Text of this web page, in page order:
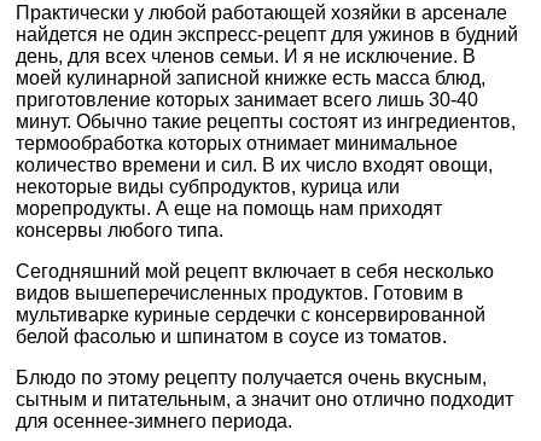
Практически у любой работающей хозяйки в арсенале
найдется не один экспресс-рецепт для ужинов в будний
день, для всех членов семьи. И я не исключение. В
моей кулинарной записной книжке есть масса блюд,
приготовление которых занимает всего лишь 30-40
минут. Обычно такие рецепты состоят из ингредиентов,
термообработка которых отнимает минимальное
количество времени и сил. В их число входят овощи,
некоторые виды субпродуктов, курица или
морепродукты. А еще на помощь нам приходят
консервы любого типа.
Сегодняшний мой рецепт включает в себя несколько
видов вышеперечисленных продуктов. Готовим в
мультиварке куриные сердечки с консервированной
белой фасолью и шпинатом в соусе из томатов.
Блюдо по этому рецепту получается очень вкусным,
сытным и питательным, а значит оно отлично подходит
для осеннее-зимнего периода.